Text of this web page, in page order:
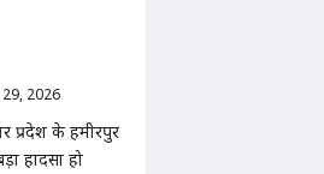
2026
प्रदेश के हमीरपुर
हादसा हो